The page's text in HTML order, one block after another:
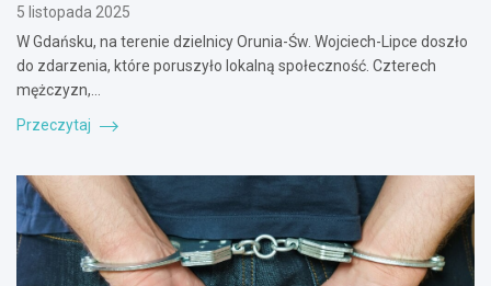
5 listopada 2025
W Gdańsku, na terenie dzielnicy Orunia-Św. Wojciech-Lipce doszło
do zdarzenia, które poruszyło lokalną społeczność. Czterech
mężczyzn,…
Przeczytaj